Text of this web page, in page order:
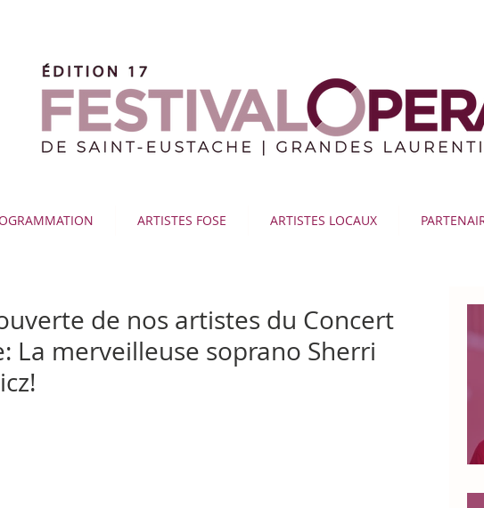
ARTISTES FOSE ARTISTES LOCAUX
de nos artistes du Concert
La merveilleuse soprano Sherri